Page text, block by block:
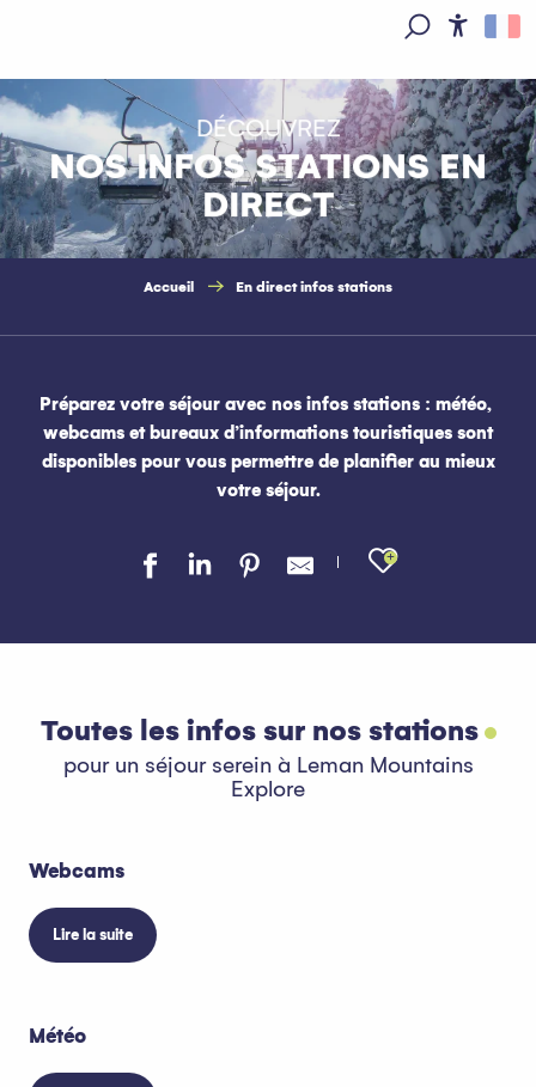
principal
DÉCOUVREZ
NOS INFOS STATIONS EN
DIRECT
Accueil En direct infos stations
Préparez votre séjour avec nos infos stations : météo,
webcams et bureaux d’informations touristiques sont
disponibles pour vous permettre de planifier au mieux
votre séjour.
Ajouter
Toutes les infos sur nos stations
pour un séjour serein à Leman Mountains
Explore
Webcams
Lire la suite
Météo